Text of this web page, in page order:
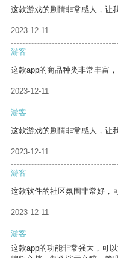
这款游戏的剧情非常感人，让
2023-12-11
游客
这款app的商品种类非常丰富
2023-12-11
游客
这款游戏的剧情非常感人，让
2023-12-11
游客
这款软件的社区氛围非常好，
2023-12-11
游客
这款app的功能非常强大，可